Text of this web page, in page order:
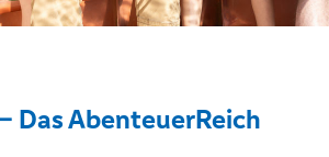
Das AbenteuerReich